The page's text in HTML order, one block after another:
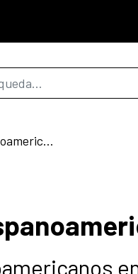
búsqueda
¿Conoces los Cuadernos Hispanoamericanos?